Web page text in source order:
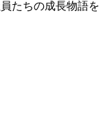
たちの成長物語を